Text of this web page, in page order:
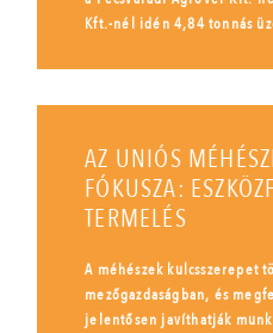
Kft.-nél idén 4,84 tonnás
AZ UNIÓS
FÓKUSZA:
TERMELÉS
A méhészek kulcsszerepet
mezőgazdaságban, és
jelentősen javíthatják